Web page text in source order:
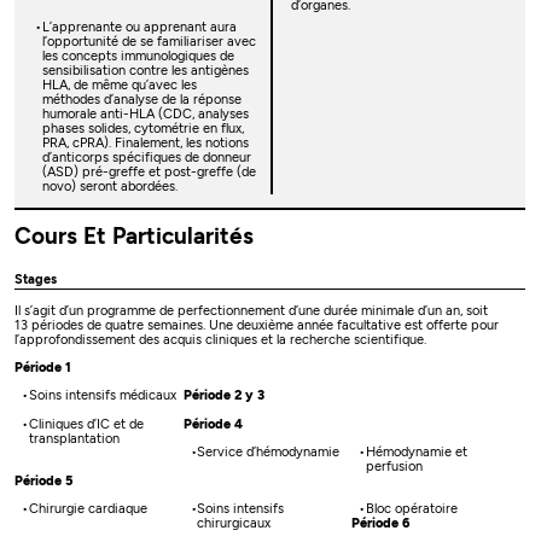
d’organes.
L’apprenante ou apprenant aura
l’opportunité de se familiariser avec
les concepts immunologiques de
sensibilisation contre les antigènes
HLA, de même qu’avec les
méthodes d’analyse de la réponse
humorale anti-HLA (CDC, analyses
phases solides, cytométrie en flux,
PRA, cPRA). Finalement, les notions
d’anticorps spécifiques de donneur
(ASD) pré-greffe et post-greffe (de
novo) seront abordées.
Cours Et Particularités
Stages
Il s’agit d’un programme de perfectionnement d’une durée minimale d’un an, soit
13 périodes de quatre semaines. Une deuxième année facultative est offerte pour
l’approfondissement des acquis cliniques et la recherche scientifique.
Période 1
Soins intensifs médicaux
Période 2 y 3
Cliniques d’IC et de
transplantation
Période 4
Service d’hémodynamie
Hémodynamie et
perfusion
Période 5
Chirurgie cardiaque
Soins intensifs
chirurgicaux
Bloc opératoire
Période 6